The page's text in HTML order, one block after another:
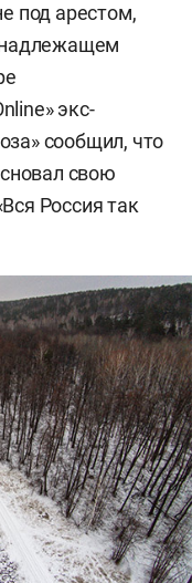
под арестом,
надлежащем
экс-
сообщил, что
свою
Россия так